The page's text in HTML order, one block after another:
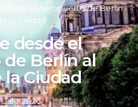
desde el Aeropuerto de Berlín
la Ciudad
desde el
Berlín al
la Ciudad
13 Jul 2026